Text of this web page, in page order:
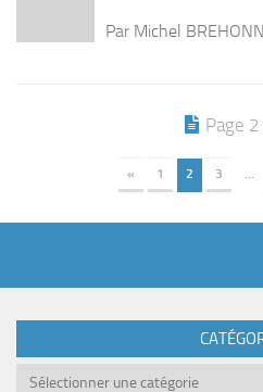
Par Michel
Page
« 1 2 3 …
Catégories